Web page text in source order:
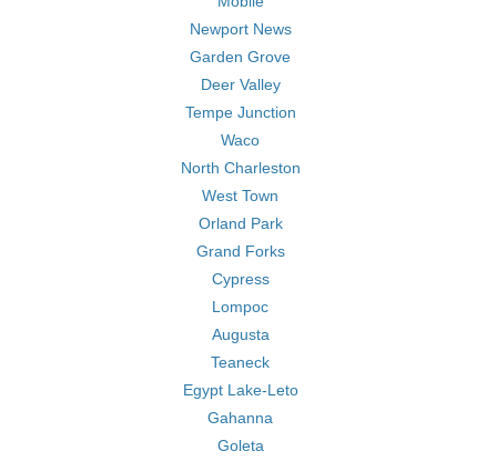
Newport News
Garden Grove
Deer Valley
Tempe Junction
Waco
North Charleston
West Town
Orland Park
Grand Forks
Cypress
Lompoc
Augusta
Teaneck
Egypt Lake-Leto
Gahanna
Goleta